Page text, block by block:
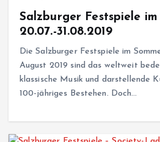
Salzburger Festspiele im
20.07.-31.08.2019
Die Salzburger Festspiele im
August 2019 sind das weltweit
klassische Musik und darstellende
100-jähriges Bestehen. Doch…